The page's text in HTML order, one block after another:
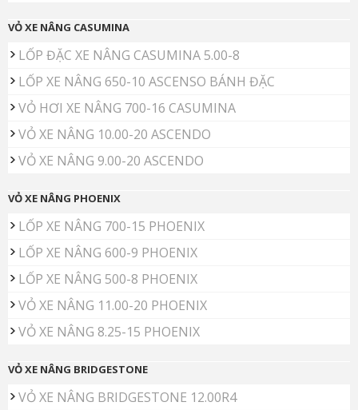
VỎ XE NÂNG CASUMINA
LỐP ĐẶC XE NÂNG CASUMINA 5.00-8
LỐP XE NÂNG 650-10 ASCENSO BÁNH ĐẶC
VỎ HƠI XE NÂNG 700-16 CASUMINA
VỎ XE NÂNG 10.00-20 ASCENDO
VỎ XE NÂNG 9.00-20 ASCENDO
VỎ XE NÂNG PHOENIX
LỐP XE NÂNG 700-15 PHOENIX
LỐP XE NÂNG 600-9 PHOENIX
LỐP XE NÂNG 500-8 PHOENIX
VỎ XE NÂNG 11.00-20 PHOENIX
VỎ XE NÂNG 8.25-15 PHOENIX
VỎ XE NÂNG BRIDGESTONE
VỎ XE NÂNG BRIDGESTONE 12.00R4